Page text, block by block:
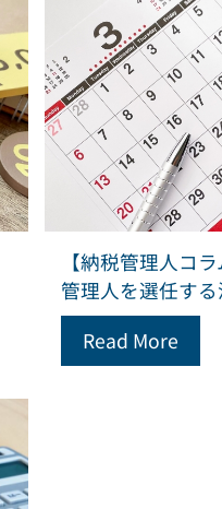
【納税管理人コ
管理人を選任す
Read More